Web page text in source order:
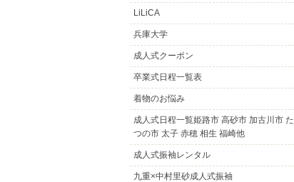
LiLiCA
兵庫大学
成人式クーポン
卒業式日程一覧表
着物のお悩み
成人式日程一覧姫路市 高砂市 加古川市 た
つの市 太子 赤穂 相生 福崎他
成人式振袖レンタル
九重×中村里砂成人式振袖